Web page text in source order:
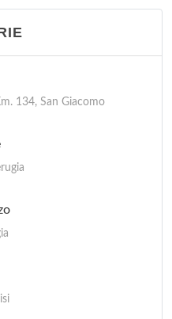
134, San Giacomo